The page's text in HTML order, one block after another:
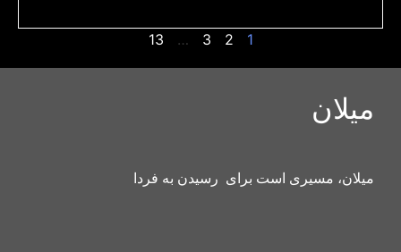
1
2
3
…
13
میلان
میلان، مسیری است برای رسیدن به فردا